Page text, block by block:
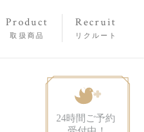
Product
取扱商品
Recruit
リクルート